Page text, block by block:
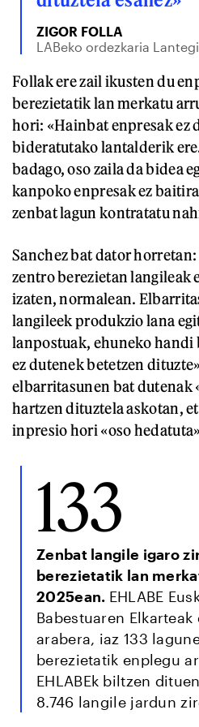
ZIGOR FOLLA
LABeko ordezkaria
Follak ere zail ikusten du
berezietatik lan merkatu
hori: «Hainbat enpresak ez
bideratutako lantalderik
badago, oso zaila da bidea
kanpoko enpresak ez
zenbat lagun kontratatu
Sanchez bat dator
zentro berezietan langileak
izaten, normalean.
langileek produkzio lana
lanpostuak, ehuneko
ez dutenek betetzen
elbarritasunen bat dutenak
hartzen dituztela askotan,
inpresio hori «oso
133
Zenbat langile igaro
berezietatik lan
2025ean. EHLABE
Babestuaren
arabera, iaz 133
berezietatik enplegu
EHLABEk biltzen
8.746 langile jardun